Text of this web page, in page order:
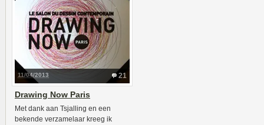
21
11/04/2013
Drawing Now Paris
Met dank aan Tsjalling en een
bekende verzamelaar kreeg ik